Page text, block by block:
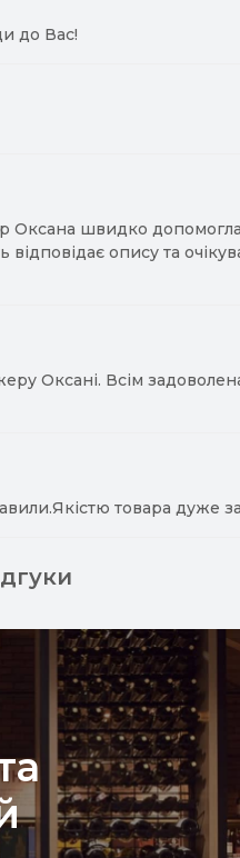
до Вас!
швидко допомогла
опису та
Оксані. Всім
товара дуже